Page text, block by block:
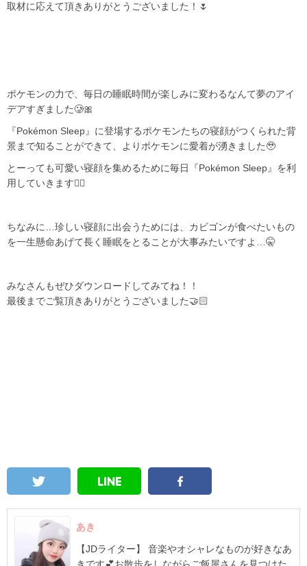
取材に応えて頂きありがとうございました！🌷
ポケモンの力で、毎日の睡眠時間が楽しみに変わるなんて夢のアイ
デアすぎました🥲‎🎀
『Pokémon Sleep』に登場するポケモンたちの寝顔がつくられた背
景まで知ることができて、よりポケモンに愛着が湧きました🥹
とーっても可愛い寝顔を集めるために毎日『Pokémon Sleep』を利
用していきます✊🏻
ちなみに…珍しい寝顔に出会うためには、カビゴンが食べたいもの
を一生懸命あげて長く睡眠をとることが大事みたいですよ…🤫
みなさんもぜひダウンロードしてみてね！！
最後までご覧頂きありがとうございました🤝🏻
あき
【JDライター】 音楽やオシャレなものが好きなあ